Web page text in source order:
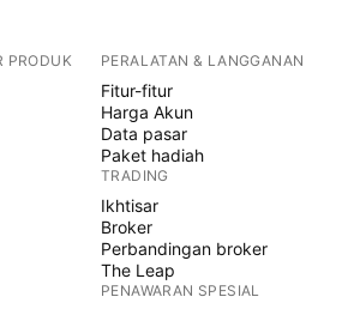
PRODUK PERALATAN & LANGGANAN
Fitur-fitur
Harga Akun
Data pasar
Paket hadiah
TRADING
Ikhtisar
Broker
Perbandingan broker
The Leap
PENAWARAN SPESIAL